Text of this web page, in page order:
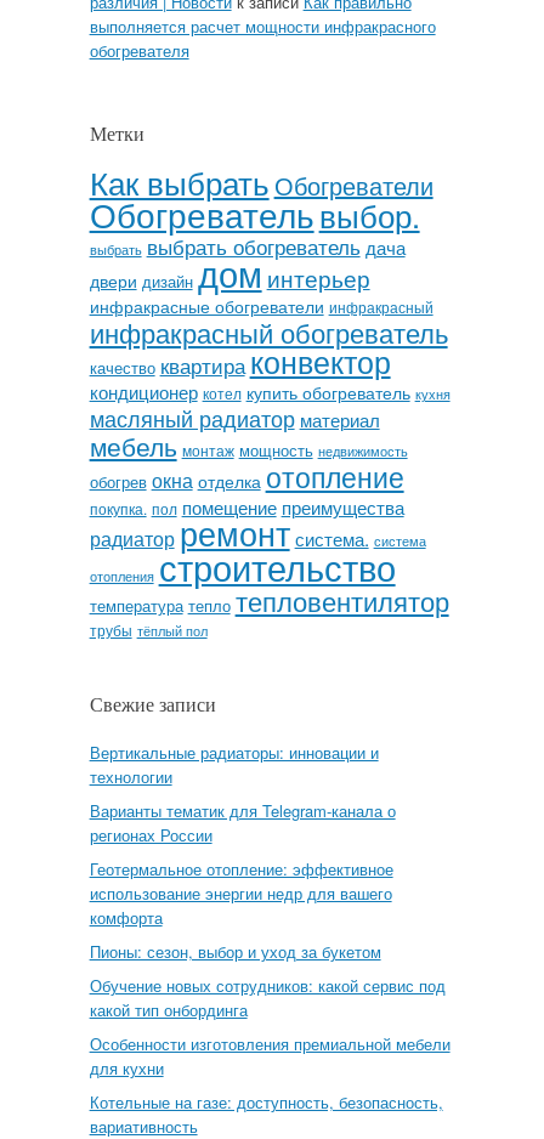
выполняется расчет мощности инфракрасного
обогревателя
Метки
Как выбрать Обогреватели
Обогревательвыбор.
выбрать выбрать обогреватель дача
двери дизайн дом интерьер
инфракрасные обогреватели инфракрасный
инфракрасный обогреватель
качество квартираконвектор
кондиционер котел купить обогреватель кухня
масляный радиатор материал
мебель монтаж мощность недвижимость
обогрев окна отделка отопление
покупка. пол помещение преимущества
радиатор ремонт система. система
отопления строительство
температура тепло тепловентилятор
трубы тёплый пол
Свежие записи
Вертикальные радиаторы: инновации и
технологии
Варианты тематик для Telegram-канала о
регионах России
Геотермальное отопление: эффективное
использование энергии недр для вашего
комфорта
Пионы: сезон, выбор и уход за букетом
Обучение новых сотрудников: какой сервис под
какой тип онбординга
Особенности изготовления премиальной мебели
для кухни
Котельные на газе: доступность, безопасность,
вариативность